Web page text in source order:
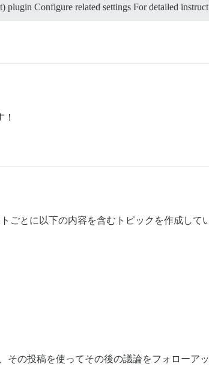
plugin Configure related settings For detailed
ごとに以下の内容を含むトピックを作成して
その投稿を使ってその後の議論をフォローア